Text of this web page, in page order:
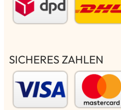
SICHERES ZAHLEN